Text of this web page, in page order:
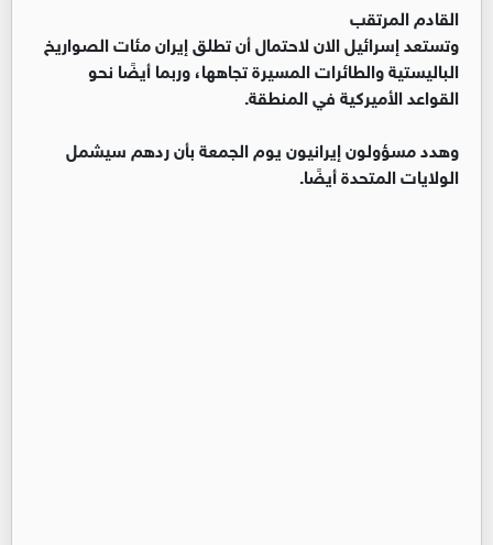
القادم المرتقب
وتستعد إسرائيل الان لاحتمال أن تطلق إيران مئات الصواريخ
الباليستية والطائرات المسيرة تجاهها، وربما أيضًا نحو
القواعد الأميركية في المنطقة.
وهدد مسؤولون إيرانيون يوم الجمعة بأن ردهم سيشمل
الولايات المتحدة أيضًا.